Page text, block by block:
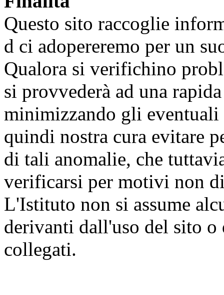
Questo sito raccoglie
d ci adopereremo per un
Qualora si verifichino
si provvederà ad una
minimizzando gli
quindi nostra cura evitare
di tali anomalie, che
verificarsi per motivi non
L'Istituto non si assume
derivanti dall'uso del sito o
collegati.